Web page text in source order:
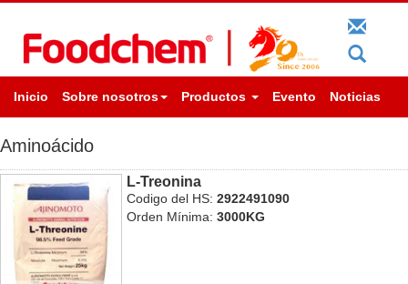
Inicio Sobre nosotros Productos Evento Noticias
Aminoácido
L-Treonina
Codigo del HS:2922491090
Orden Mínima:3000KG